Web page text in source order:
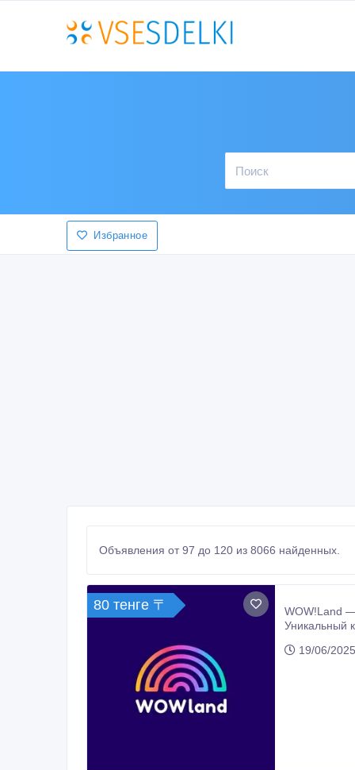
Избранное
Объявления от 97 до 120 из 8066 найденных.
80 тенге 〒
WOW!Land —
Уникальный квест по
19/06/